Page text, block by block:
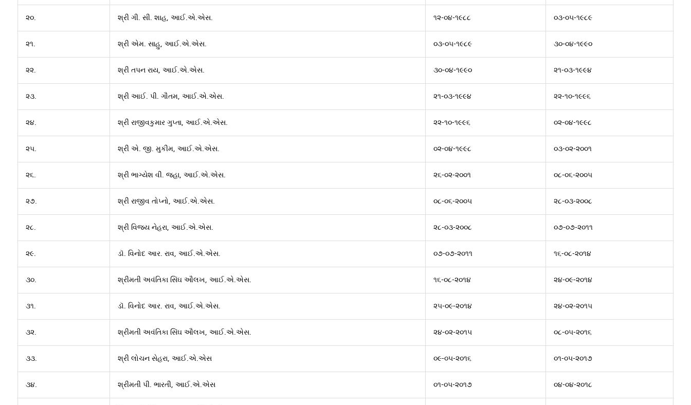
૨૦. શ્રી ગી. સી. શાહ, આઈ.એ.એસ. ૧૨-૦૪-૧૯૮૮ ૦૩-૦૫-૧૯૮૯
૨૧. શ્રી એમ. સાહુ, આઈ.એ.એસ. ૦૩-૦૫-૧૯૮૯ ૩૦-૦૪-૧૯૯૦
૨૨. શ્રી તપન રાય, આઈ.એ.એસ. ૩૦-૦૪-૧૯૯૦ ૨૧-૦૩-૧૯૯૪
૨૩. શ્રી આઈ. પી. ગૌતમ, આઈ.એ.એસ. ૨૧-૦૩-૧૯૯૪ ૨૨-૧૦-૧૯૯૬
૨૪. શ્રી રાજીવકુમાર ગુપ્તા, આઈ.એ.એસ. ૨૨-૧૦-૧૯૯૬ ૦૨-૦૪-૧૯૯૮
૨૫. શ્રી એ. જી. મુકીમ, આઈ.એ.એસ. ૦૨-૦૪-૧૯૯૮ ૦૩-૦૨-૨૦૦૧
૨૬. શ્રી ભાગ્યેશ વી. જહા, આઈ.એ.એસ. ૨૬-૦૨-૨૦૦૧ ૦૮-૦૬-૨૦૦૫
૨૭. શ્રી રાજીવ તોપ્નો, આઈ.એ.એસ. ૦૮-૦૬-૨૦૦૫ ૨૮-૦૩-૨૦૦૮
૨૮. શ્રી વિજય નેહરા, આઈ.એ.એસ. ૨૮-૦૩-૨૦૦૮ ૦૭-૦૭-૨૦૧૧
૨૯. ડૉ. વિનોદ આર. રાવ, આઈ.એ.એસ. ૦૭-૦૭-૨૦૧૧ ૧૬-૦૮-૨૦૧૪
૩૦. શ્રીમતી અવંતિકા સિંઘ ઔલખ, આઈ.એ.એસ. ૧૬-૦૮-૨૦૧૪ ૨૪-૦૯-૨૦૧૪
૩૧. ડૉ. વિનોદ આર. રાવ, આઈ.એ.એસ. ૨૫-૦૯-૨૦૧૪ ૨૪-૦૨-૨૦૧૫
૩૨. શ્રીમતી અવંતિકા સિંઘ ઔલખ, આઈ.એ.એસ. ૨૪-૦૨-૨૦૧૫ ૦૮-૦૫-૨૦૧૬
૩૩. શ્રી લોચન સેહરા, આઈ.એ.એસ ૦૯-૦૫-૨૦૧૬ ૦૧-૦૫-૨૦૧૭
૩૪. શ્રીમતી પી. ભારતી, આઈ.એ.એસ ૦૧-૦૫-૨૦૧૭ ૦૪-૦૪-૨૦૧૮